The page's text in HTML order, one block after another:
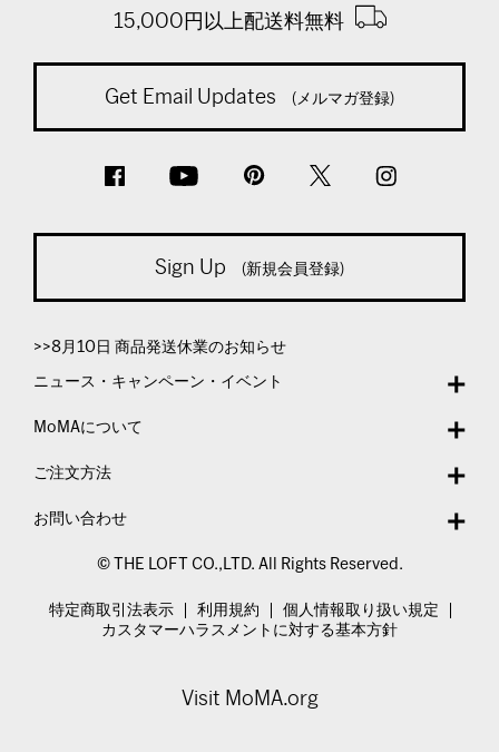
15,000円以上配送料無料
Get Email Updates (メルマガ登録)
Sign Up (新規会員登録)
>>8月10日 商品発送休業のお知らせ
ニュース・キャンペーン・イベント
MoMAについて
ご注文方法
お問い合わせ
© THE LOFT CO.,LTD. All Rights Reserved.
特定商取引法表示 利用規約
個人情報取り扱い規定
カスタマーハラスメントに対する基本方針
Visit MoMA.org